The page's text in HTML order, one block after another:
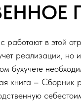
в этой
реализации, но
бухучете
книга –